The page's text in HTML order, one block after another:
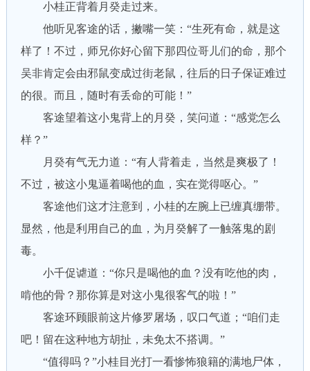
小桂正背着月癸走过来。
他听见客途的话，撇嘴一笑：“生死有命，就是这
样了！不过，师兄你好心留下那四位哥儿们的命，那个
吴非肯定会由邪鼠变成过街老鼠，往后的日子保证难过
的很。而且，随时有丢命的可能！”
客途望着这小鬼背上的月癸，笑问道：“感党怎么
样？”
月癸有气无力道：“有人背着走，当然是爽极了！
不过，被这小鬼逼着喝他的血，实在觉得呕心。”
客途他们这才注意到，小桂的左腕上已缠真绷带。
显然，他是利用自己的血，为月癸解了一触落鬼的剧
毒。
小千促谑道：“你只是喝他的血？没有吃他的肉，
啃他的骨？那你算是对这小鬼很客气的啦！”
客途环顾眼前这片修罗屠场，叹口气道；“咱们走
吧！留在这种地方胡扯，未免太不搭调。”
“值得吗？”小桂目光打一看惨怖狼籍的满地尸体，